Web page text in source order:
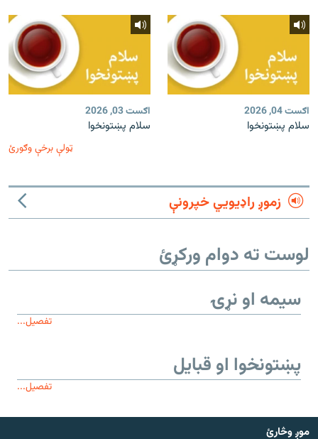
اګست 04, 2026
سلام پښتونخوا
اګست 03, 2026
سلام پښتونخوا
ټولې برخې وګورئ
زموږ راډیويي خپرونې
لوست ته دوام ورکړئ
سیمه او نړۍ
تفصیل...
پښتونخوا او قبایل
تفصیل...
موږ وڅارئ